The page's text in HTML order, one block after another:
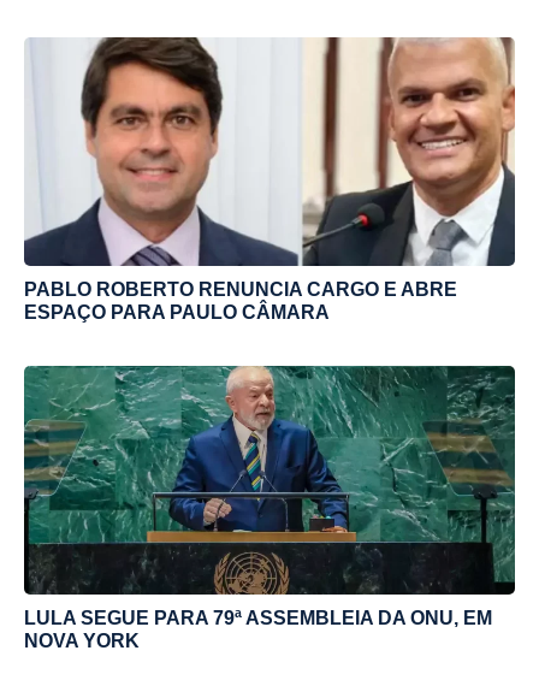
PABLO ROBERTO RENUNCIA CARGO E ABRE
ESPAÇO PARA PAULO CÂMARA
LULA SEGUE PARA 79ª ASSEMBLEIA DA ONU, EM
NOVA YORK